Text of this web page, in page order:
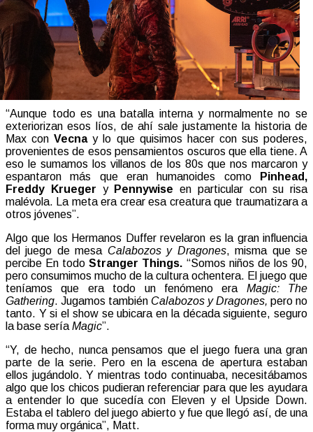
“Aunque todo es una batalla interna y normalmente no se
exteriorizan esos líos, de ahí sale justamente la historia de
Max conVecnay lo que quisimos hacer con sus poderes,
provenientes de esos pensamientos oscuros que ella tiene. A
eso le sumamos los villanos de los 80s que nos marcaron y
espantaron más que eran humanoides como
Pinhead,
Freddy Krueger y Pennywise en particular con su risa
malévola. La meta era crear esa creatura que traumatizara a
otros jóvenes”.
Algo que los Hermanos Duffer revelaron es la gran influencia
del juego de mesa Calabozos y Dragones, misma que se
percibe En todoStranger Things. “Somos niños de los 90,
pero consumimos mucho de la cultura ochentera. El juego que
teníamos que era todo un fenómeno era Magic: The
Gathering. Jugamos también Calabozos y Dragones, pero no
tanto. Y si el show se ubicara en la década siguiente, seguro
la base sería Magic”.
“Y, de hecho, nunca pensamos que el juego fuera una gran
parte de la serie. Pero en la escena de apertura estaban
ellos jugándolo. Y mientras todo continuaba, necesitábamos
algo que los chicos pudieran referenciar para que les ayudara
a entender lo que sucedía con Eleven y el Upside Down.
Estaba el tablero del juego abierto y fue que llegó así, de una
forma muy orgánica”, Matt.